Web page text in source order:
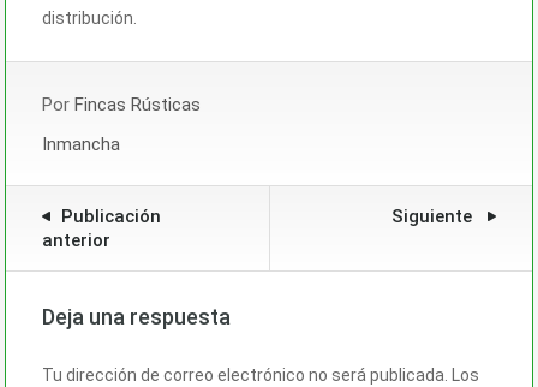
distribución.
Por Fincas Rústicas
Inmancha
Publicación
anterior
Siguiente
Deja una respuesta
Tu dirección de correo electrónico no será publicada. Los